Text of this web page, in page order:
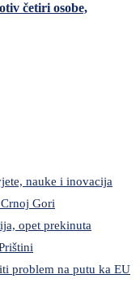
četiri osobe,
nauke i inovacija
Gori
opet prekinuta
problem na putu ka EU